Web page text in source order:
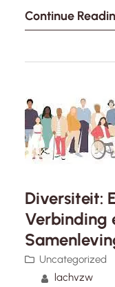
groepen binnen
zijn de LGBTQ+
ondersteunen,…
Continue
Diversiteit:
Verbinding
Uncategorized
lachvzw